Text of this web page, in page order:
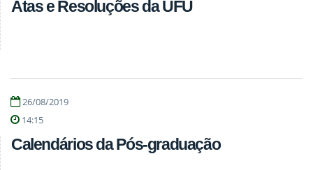
Atas e Resoluções da UFU
26/08/2019
14:15
Calendários da Pós-graduação